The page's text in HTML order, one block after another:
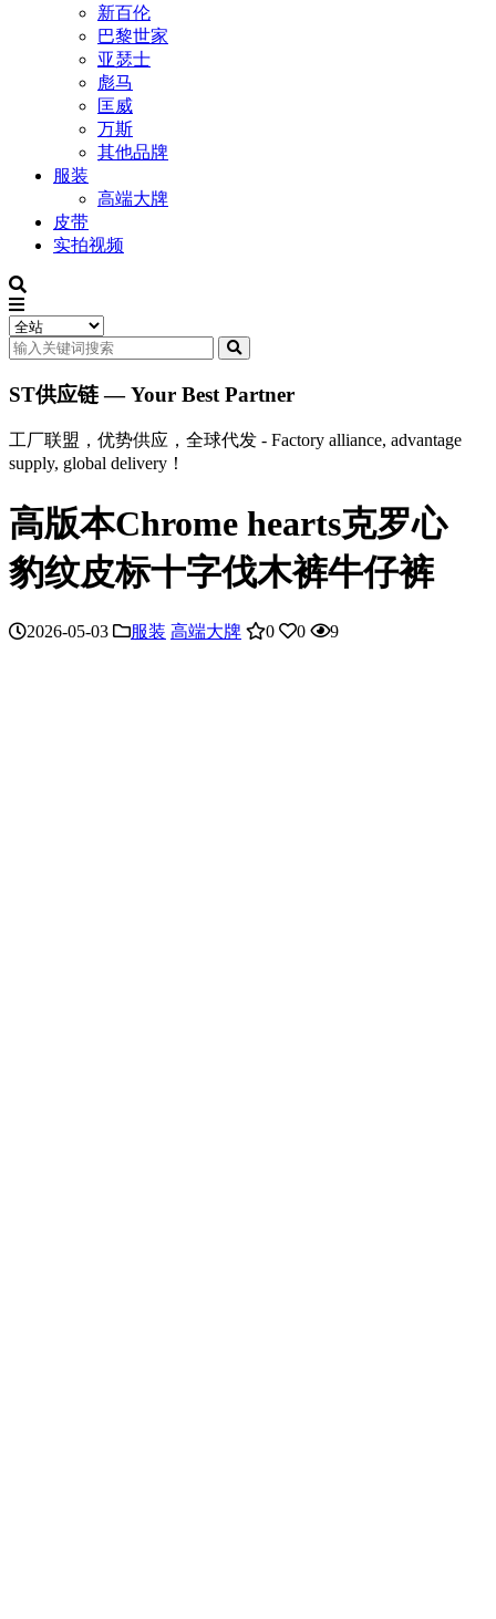
新百伦
巴黎世家
亚瑟士
彪马
匡威
万斯
其他品牌
服装
高端大牌
皮带
实拍视频
ST供应链 — Your Best Partner
工厂联盟，优势供应，全球代发 - Factory alliance, advantage
supply, global delivery！
高版本Chrome hearts克罗心
豹纹皮标十字伐木裤牛仔裤
2026-05-03 服装 高端大牌 0 0 9